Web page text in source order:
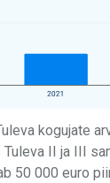
kogujate
II ja III
50 000 euro